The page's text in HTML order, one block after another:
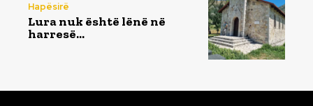
Hapësirë
Lura nuk është lënë në
harresë…